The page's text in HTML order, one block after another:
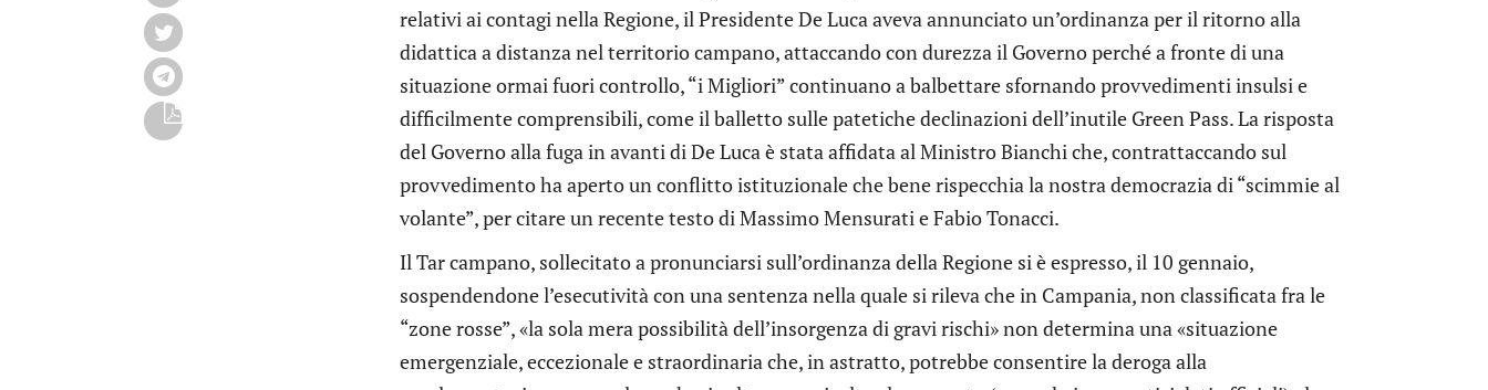
relativi ai contagi nella Regione, il Presidente De Luca aveva annunciato un’ordinanza per il ritorno alla
didattica a distanza nel territorio campano, attaccando con durezza il Governo perché a fronte di una
situazione ormai fuori controllo, “i Migliori” continuano a balbettare sfornando provvedimenti insulsi e
difficilmente comprensibili, come il balletto sulle patetiche declinazioni dell’inutile Green Pass. La risposta
del Governo alla fuga in avanti di De Luca è stata affidata al Ministro Bianchi che, contrattaccando sul
provvedimento ha aperto un conflitto istituzionale che bene rispecchia la nostra democrazia di “scimmie al
volante”, per citare un recente testo di Massimo Mensurati e Fabio Tonacci.
Il Tar campano, sollecitato a pronunciarsi sull’ordinanza della Regione si è espresso, il 10 gennaio,
sospendendone l’esecutività con una sentenza nella quale si rileva che in Campania, non classificata fra le
“zone rosse”, «la sola mera possibilità dell’insorgenza di gravi rischi» non determina una «situazione
emergenziale, eccezionale e straordinaria che, in astratto, potrebbe consentire la deroga alla